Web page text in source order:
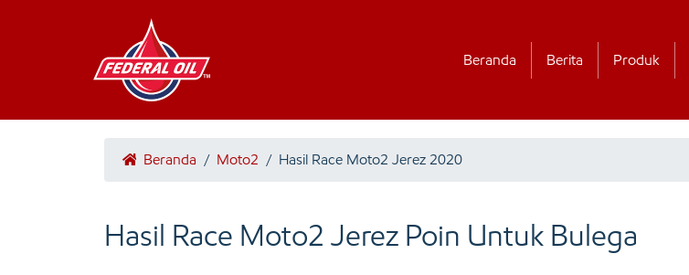
Beranda Berita Produk
Beranda / Moto2 / Hasil Race Moto2 Jerez 2020
Hasil Race Moto2 Jerez Poin Untuk Bulega